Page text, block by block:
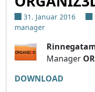
31. Januar 2016
manager
Manager
DOWNLOAD